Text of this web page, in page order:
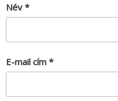
Név *
E-mail cím *